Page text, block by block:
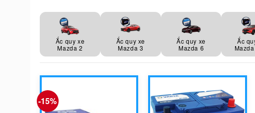
Ắc quy xe
Mazda 2
Ắc quy xe
Mazda 3
Ắc quy xe
Mazda 6
Ắc
-15%